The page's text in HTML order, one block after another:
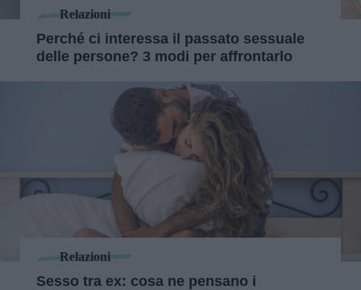
Relazioni
Perché ci interessa il passato sessuale
delle persone? 3 modi per affrontarlo
Relazioni
Sesso tra ex: cosa ne pensano i